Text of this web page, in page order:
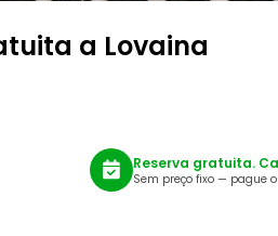
a Lovaina
Reserva gratuita.
Sem preço fixo — pague